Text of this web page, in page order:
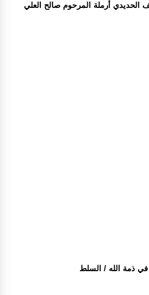
الحديدي أرملة المرحوم صالح العلي
ذمة الله / السلط